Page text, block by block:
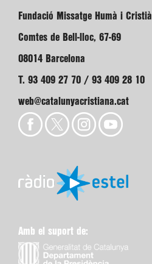
Fundació Missatge Humà i Cristià
Comtes de Bell-lloc, 67-69
08014 Barcelona
T. 93 409 27 70 / 93 409 28 10
web@catalunyacristiana.cat
Amb el suport de: